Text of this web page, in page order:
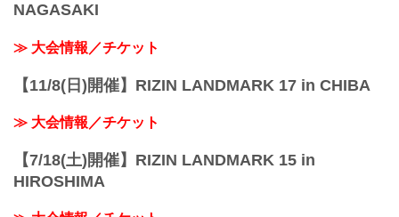
NAGASAKI
≫ 大会情報／チケット
【11/8(日)開催】RIZIN LANDMARK 17 in CHIBA
≫ 大会情報／チケット
【7/18(土)開催】RIZIN LANDMARK 15 in
HIROSHIMA